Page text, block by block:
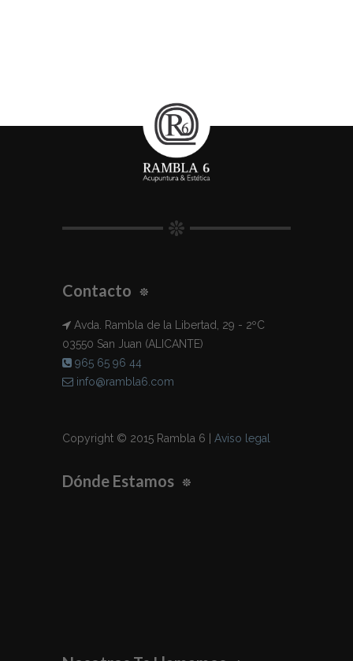
Contacto
Avda. Rambla de la Libertad, 29 - 2ºC
03550 San Juan (ALICANTE)
965 65 96 44
info@rambla6.com
Copyright © 2015 Rambla 6 | Aviso legal
Dónde Estamos